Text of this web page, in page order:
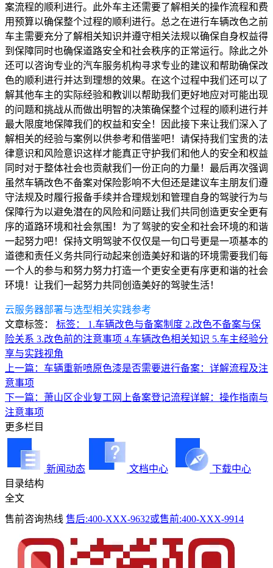
案流程的顺利进行。此外车主还需要了解相关的操作流程和费
用预算以确保整个过程的顺利进行。总之在进行车辆改色之前
车主需要充分了解相关知识并遵守相关法规以确保自身权益得
到保障同时也确保道路安全和社会秩序的正常运行。除此之外
还可以咨询专业的汽车服务机构寻求专业的建议和帮助确保改
色的顺利进行并达到理想的效果。在这个过程中我们还可以了
解其他车主的实际经验和教训以帮助我们更好地应对可能出现
的问题和挑战从而做出明智的决策确保整个过程的顺利进行并
最大限度地保障我们的权益和安全！因此接下来让我们深入了
解相关的经验与案例以供参考和借鉴吧！请保持我们宝贵的法
律意识和风险意识这样才能真正守护我们和他人的安全和权益
同时对于整体社会也贡献我们一份正向的力量！最后再次强调
虽然车辆改色不备案对保险影响不大但还是建议车主朋友们遵
守法规及时履行报备手续并合理规划和管理自身的驾驶行为与
保障行为以避免潜在的风险和问题让我们共同创造更安全更有
序的道路环境和社会氛围！为了驾驶的安全和社会环境的和谐
一起努力吧！保持文明驾驶不仅仅是一句口号更是一项基本的
道德和责任义务共同行动起来创造美好和谐的环境需要我们每
一个人的参与和努力努力打造一个更安全更有序更和谐的社会
环境！让我们一起努力共同创造美好的驾驶生活！
云服务器部署与选型相关实践参考
文章标签：
标签： 1.车辆改色与备案制度 2.改色不备案与保
险关系 3.改色前的注意事项 4.车辆改色相关知识 5.车主经验分
享与实践视角
上一篇：车辆重新喷原色漆是否需要进行备案：详解流程及注
意事项
下一篇：萧山区企业复工网上备案登记流程详解：操作指南与
注意事项
更多栏目
新闻动态 文档中心
下载中心
目录结构
全文
售前咨询热线 售后:400-XXX-9632或售前:400-XXX-9914